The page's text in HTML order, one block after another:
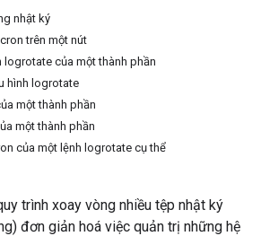
nhật ký
trên một nút
logrotate của một thành phần
hình logrotate
một thành phần
một thành phần
của một lệnh logrotate cụ thể
trình xoay vòng nhiều tệp nhật ký
đơn giản hoá việc quản trị những hệ